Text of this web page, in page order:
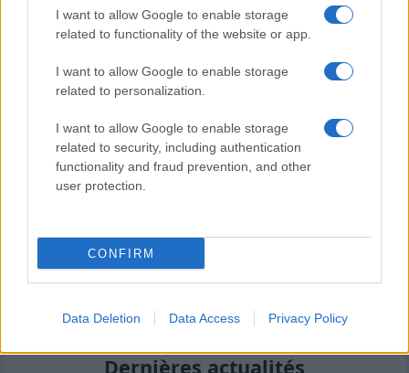
I want to allow Google to enable storage
related to functionality of the website or app.
I want to allow Google to enable storage
related to personalization.
I want to allow Google to enable storage
related to security, including authentication
functionality and fraud prevention, and other
user protection.
CONFIRM
Data Deletion Data Access Privacy Policy
59 - 22
Classement Top 14
11. Racing 92
Toulouse
Dernières actualités